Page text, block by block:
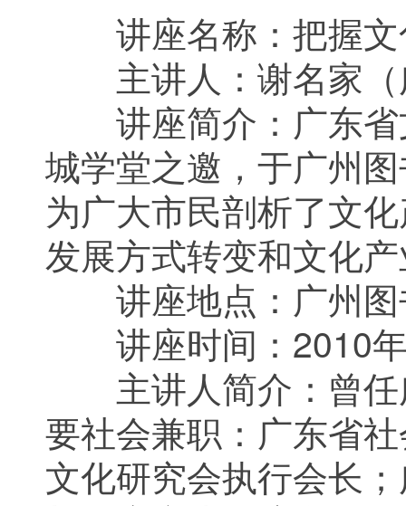
讲座名称：把握文
主讲人：谢名家（
讲座简介：广东省
城学堂之邀，于广州
为广大市民剖析了文
发展方式转变和文化
讲座地点：广州图
讲座时间：2010
主讲人简介：曾任
要社会兼职：广东省
文化研究会执行会长